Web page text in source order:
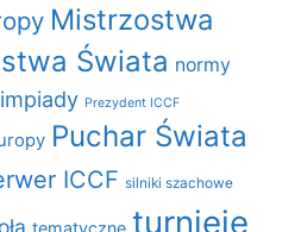
Mistrzostwa
Świata normy
Prezydent ICCF
Puchar Świata
ICCF silniki szachowe
tematyczne turnieje